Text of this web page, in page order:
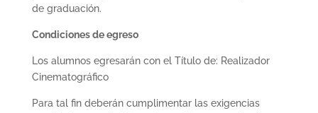
de graduación.
Condiciones de egreso
Los alumnos egresarán con el Título de: Realizador
Cinematográfico
Para tal fin deberán cumplimentar las exigencias